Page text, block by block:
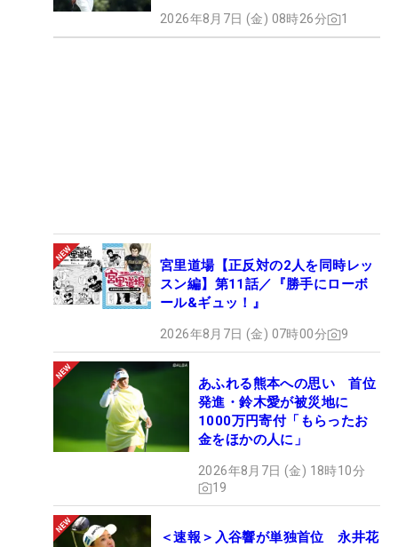
2026年8月7日 (金) 08時26分 1
宮里道場【正反対の2人を同時レッ
スン編】第11話／『勝手にローボ
ール&ギュッ！』
2026年8月7日 (金) 07時00分 9
あふれる熊本への思い 首位
発進・鈴木愛が被災地に
1000万円寄付「もらったお
金をほかの人に」
2026年8月7日 (金) 18時10分
19
＜速報＞入谷響が単独首位 永井花